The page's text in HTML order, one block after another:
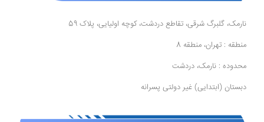
نارمک، گلبرگ شرقی، تقاطع دردشت، کوچه اولیایی، پلاک 59
منطقه : تهران، منطقه 8
محدوده : نارمک، دردشت
دبستان (ابتدایی) غیر دولتی پسرانه